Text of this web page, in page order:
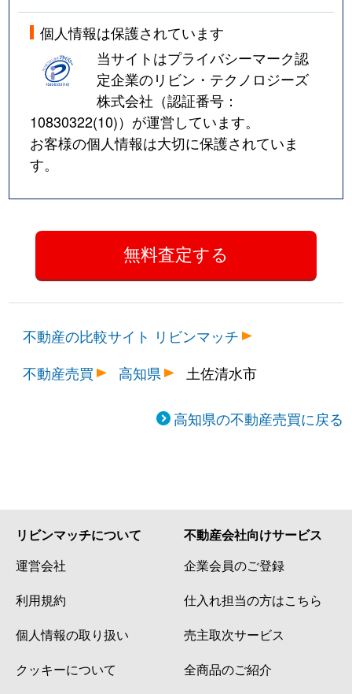
個人情報は保護されています
当サイトはプライバシーマーク認
定企業のリビン・テクノロジーズ
株式会社（認証番号：
10830322(10)）が運営しています。
お客様の個人情報は大切に保護されていま
す。
不動産の比較サイト リビンマッチ
不動産売買
高知県 土佐清水市
高知県の不動産売買に戻る
リビンマッチについて
運営会社
利用規約
個人情報の取り扱い
クッキーについて
不動産会社向けサービス
企業会員のご登録
仕入れ担当の方はこちら
売主取次サービス
全商品のご紹介